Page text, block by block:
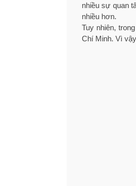
nhiều sự quan
nhiều hơn.
Tuy nhiên,
Chí Minh. Vì